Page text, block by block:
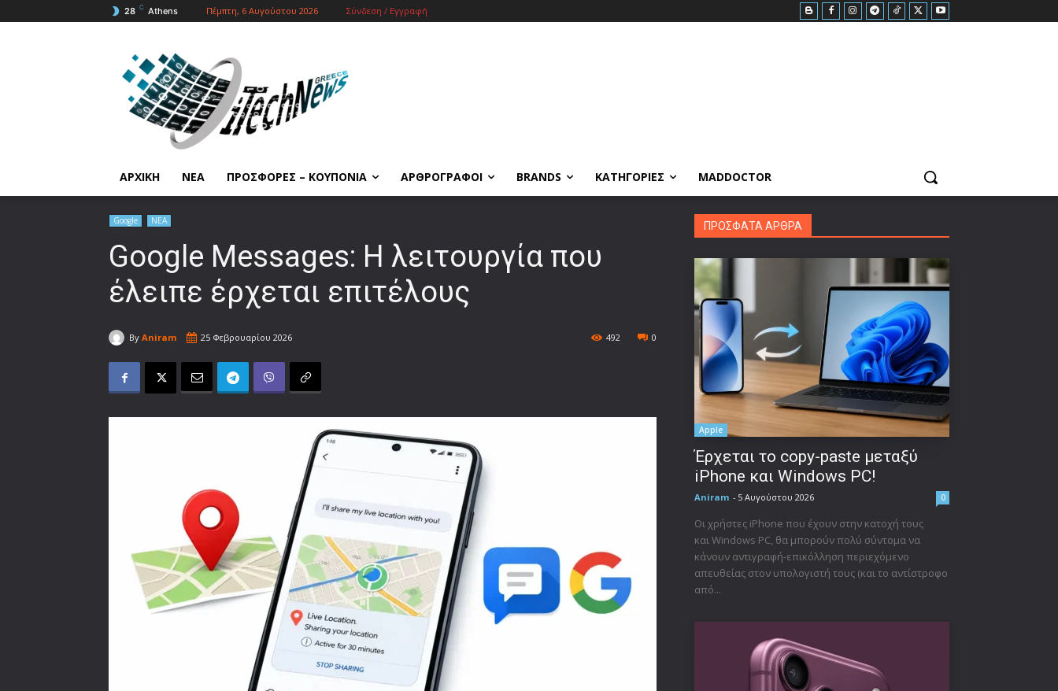
28 C Athens Πέμπτη, 6 Αυγούστου 2026 Σύνδεση / Εγγραφή
ΑΡΧΙΚΗ ΝΕΑ ΠΡΟΣΦΟΡΕΣ – ΚΟΥΠΟΝΙΑ ΑΡΘΡΟΓΡΑΦΟΙ BRANDS ΚΑΤΗΓΟΡΙΕΣ MADDOCTOR
Google ΝΕΑ
Google Messages: Η λειτουργία που
έλειπε έρχεται επιτέλους
By Aniram 25 Φεβρουαρίου 2026 0
492
ΠΡΟΣΦΑΤΑ ΑΡΘΡΑ
Apple
Έρχεται το copy-paste μεταξύ
iPhone και Windows PC!
Aniram - 5 Αυγούστου 2026 0
Οι χρήστες iPhone που έχουν στην κατοχή τους
και Windows PC, θα μπορούν πολύ σύντομα να
κάνουν αντιγραφή-επικόλληση περιεχόμενο
απευθείας στον υπολογιστή τους (και το αντίστροφο
από...